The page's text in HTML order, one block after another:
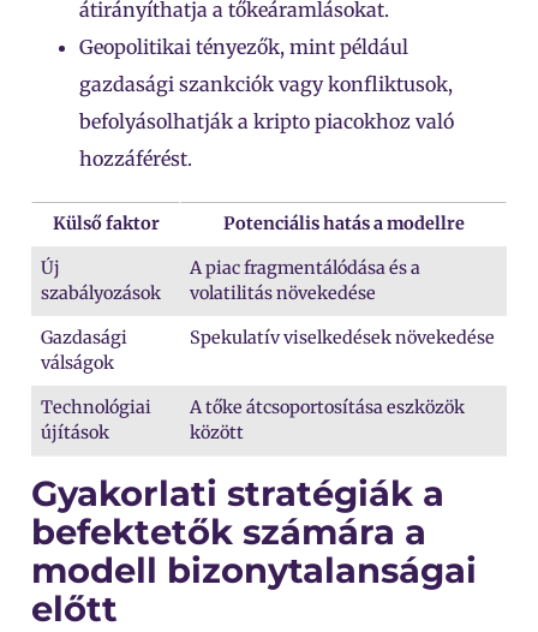
átirányíthatja a tőkeáramlásokat.
Geopolitikai tényezők, mint például
gazdasági szankciók vagy konfliktusok,
befolyásolhatják a kripto piacokhoz való
hozzáférést.
Külső faktor Potenciális hatás a modellre
Új
szabályozások
A piac fragmentálódása és a
volatilitás növekedése
Gazdasági
válságok
Spekulatív viselkedések növekedése
Technológiai
újítások
A tőke átcsoportosítása eszközök
között
Gyakorlati stratégiák a
befektetők számára a
modell bizonytalanságai
előtt